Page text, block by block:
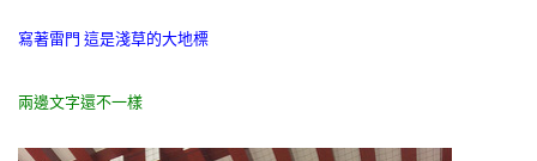
寫著雷門 這是淺草的大地標
兩邊文字還不一樣